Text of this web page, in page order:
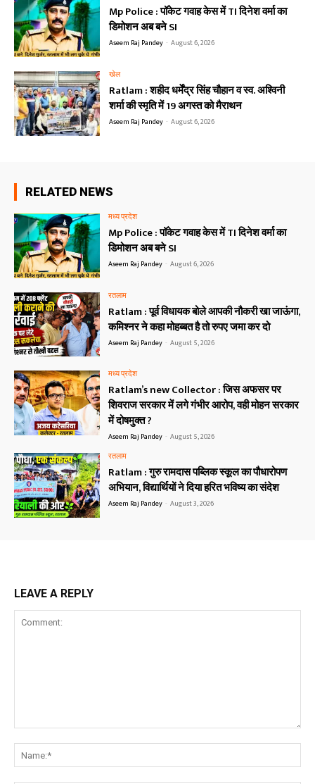
Mp Police : पॉकेट गवाह केस में TI दिनेश वर्मा का
डिमोशन अब बने SI
Aseem Raj Pandey - August 6, 2026
खेल
Ratlam : शहीद धर्मेंद्र सिंह चौहान व स्व. अश्विनी
शर्मा की स्मृति में 19 अगस्त को मैराथन
Aseem Raj Pandey - August 6, 2026
RELATED NEWS
मध्य प्रदेश
Mp Police : पॉकेट गवाह केस में TI दिनेश वर्मा का
डिमोशन अब बने SI
Aseem Raj Pandey - August 6, 2026
रतलाम
Ratlam : पूर्व विधायक बोले आपकी नौकरी खा जाऊंगा,
कमिश्नर ने कहा मोहब्बत है तो रुपए जमा कर दो
Aseem Raj Pandey - August 5, 2026
मध्य प्रदेश
Ratlam’s new Collector : जिस अफसर पर
शिवराज सरकार में लगे गंभीर आरोप, वही मोहन सरकार
में दोषमुक्त ?
Aseem Raj Pandey - August 5, 2026
रतलाम
Ratlam : गुरु रामदास पब्लिक स्कूल का पौधारोपण
अभियान, विद्यार्थियों ने दिया हरित भविष्य का संदेश
Aseem Raj Pandey - August 3, 2026
LEAVE A REPLY